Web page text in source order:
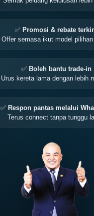
✅ Promosi & rebate
Offer semasa ikut model pilihan
✅ Boleh bantu trade-in
Urus kereta lama dengan lebih
✅ Respon pantas melalui
Terus connect tanpa tunggu